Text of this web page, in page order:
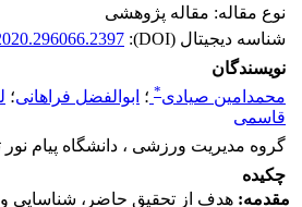
نوع مقاله: مقاله پژوهشی
شناسه دیجیتال (DOI):
نویسندگان
محمدامین صیادی* ؛ ابوالفضل فراهانی؛
قاسمی
گروه مدیریت ورزشی ، دانشگاه پیام نور
چکیده
مقدمه: هدف از تحقیق حاضر، شناسایی و